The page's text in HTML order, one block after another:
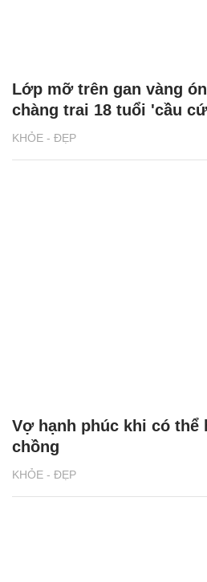
KHỎE - ĐẸP
Lớp mỡ trên gan vàng
chàng trai 18 tuổi 'cầu
KHỎE - ĐẸP
Vợ hạnh phúc khi có thể
chồng